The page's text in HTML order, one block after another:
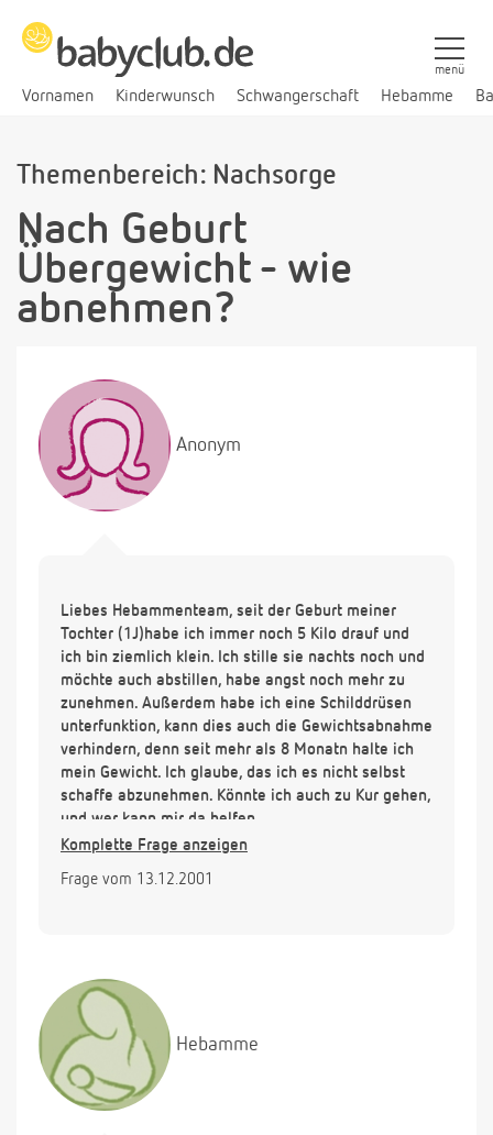
Vornamen Kinderwunsch Schwangerschaft Hebamme
menü
Themenbereich: Nachsorge
Nach Geburt
Übergewicht - wie
abnehmen?
Anonym
Liebes Hebammenteam, seit der Geburt meiner
Tochter (1J)habe ich immer noch 5 Kilo drauf und
ich bin ziemlich klein. Ich stille sie nachts noch und
möchte auch abstillen, habe angst noch mehr zu
zunehmen. Außerdem habe ich eine Schilddrüsen
unterfunktion, kann dies auch die Gewichtsabnahme
verhindern, denn seit mehr als 8 Monatn halte ich
mein Gewicht. Ich glaube, das ich es nicht selbst
schaffe abzunehmen. Könnte ich auch zu Kur gehen,
und wer kann mir da helfen.
Danke.
Komplette Frage anzeigen
Frage vom 13.12.2001
Hebamme